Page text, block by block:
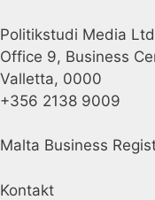
Politikstudi Media
Office 9, Business
Valletta, 0000
+356 2138 9009
Malta Business
Kontakt